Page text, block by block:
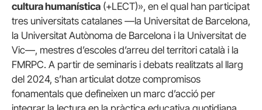
cultura humanística (+LECT)», en el qual han participat
tres universitats catalanes —la Universitat de Barcelona,
la Universitat Autònoma de Barcelona i la Universitat de
Vic—, mestres d’escoles d’arreu del territori català i la
FMRPC. A partir de seminaris i debats realitzats al llarg
del 2024, s’han articulat dotze compromisos
fonamentals que defineixen un marc d’acció per